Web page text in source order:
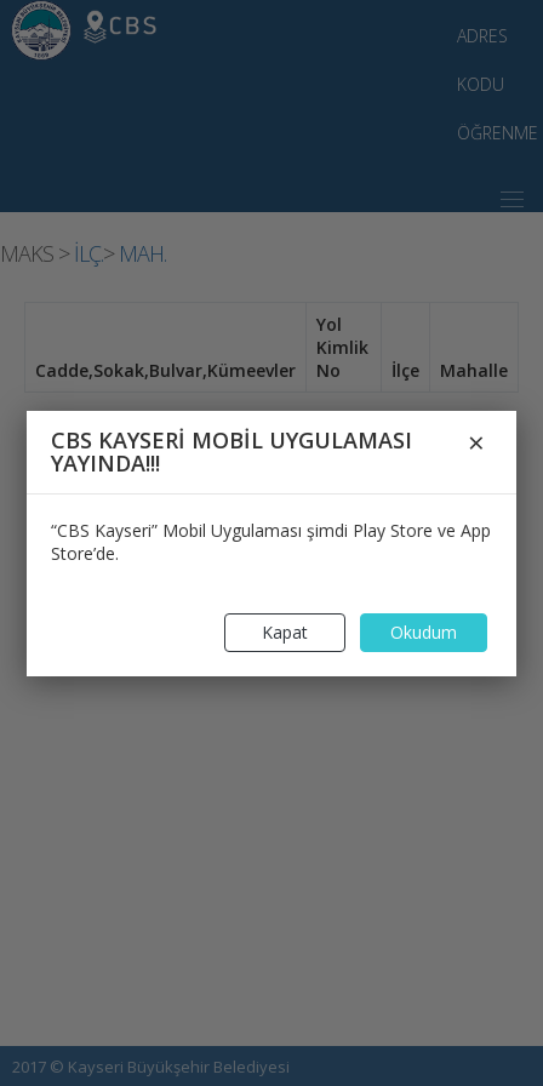
ADRES
KODU
ÖĞRENME
MAKS >İLÇ.> MAH.
Cadde,Sokak,Bulvar,Kümeevler
Yol
Kimlik
No
İlçe Mahalle
2017 © Kayseri Büyükşehir Belediyesi
×
CBS KAYSERİ MOBİL UYGULAMASI
YAYINDA!!!
“CBS Kayseri” Mobil Uygulaması şimdi Play Store ve App
Store’de.
Kapat Okudum